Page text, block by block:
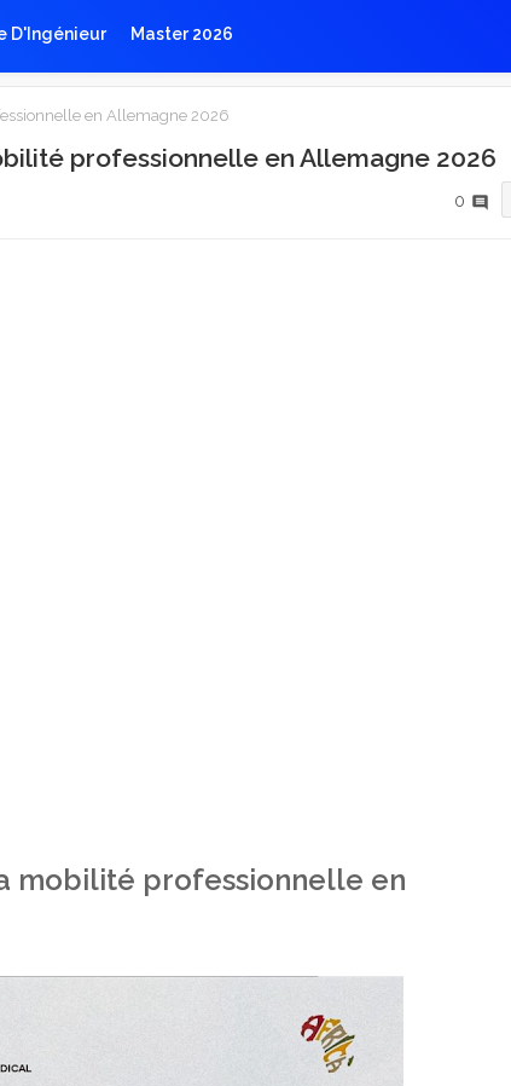
D'Ingénieur Master 2026
en Allemagne 2026
professionnelle en Allemagne 2026
0
mobilité professionnelle en